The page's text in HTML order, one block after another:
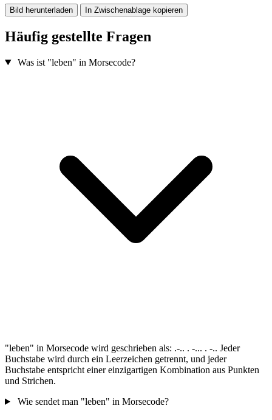
Bild herunterladen In Zwischenablage kopieren
Häufig gestellte Fragen
Was ist "leben" in Morsecode?
"leben" in Morsecode wird geschrieben als: .-.. . -... . -.. Jeder
Buchstabe wird durch ein Leerzeichen getrennt, und jeder
Buchstabe entspricht einer einzigartigen Kombination aus Punkten
und Strichen.
Wie sendet man "leben" in Morsecode?